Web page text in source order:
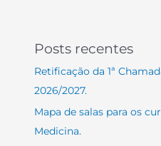
Posts recentes
Retificação da 1ª
2026/2027.
Mapa de salas para os
Medicina.